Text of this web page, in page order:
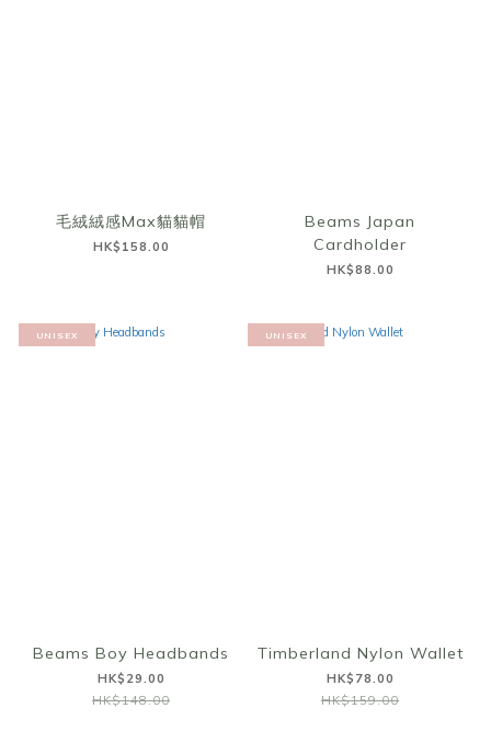
毛絨絨感Max貓貓帽
HK$158.00
Beams Japan
Cardholder
HK$88.00
UNISEX
Beams Boy Headbands
HK$29.00
HK$148.00
UNISEX
Timberland Nylon Wallet
HK$78.00
HK$159.00